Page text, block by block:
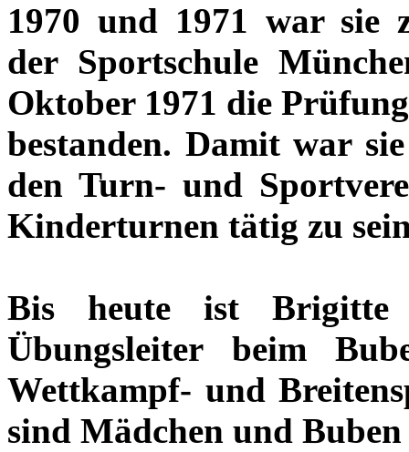
1970 und 1971 war sie
der Sportschule
Oktober 1971 die
bestanden. Damit war
den Turn- und
Kinderturnen tätig zu
Bis heute ist
Übungsleiter beim
Wettkampf- und
sind Mädchen und